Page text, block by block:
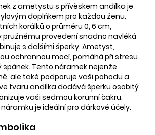
z ametystu s přívěskem andílka je
doplňkem pro každou ženu.
korálků o průměru 0, 6 cm,
pružnému provedení snadno navléká
s dalšími šperky. Ametyst,
ochrannou mocí, pomáhá při stresu
spánek. Tento náramek nejenže
ale také podporuje vaši pohodu a
tvaru andílka dodává šperku osobitý
vaši sedmou korunní čakru.
je ideální pro dárkové účely.